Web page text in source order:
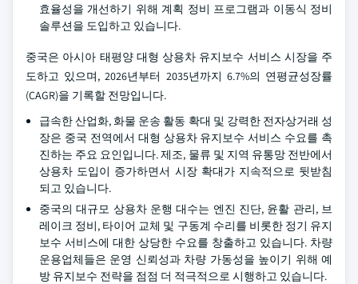
효율성을 개선하기 위해 계획 정비 프로그램과 이동식 정비
솔루션을 도입하고 있습니다.
중국은 아시아 태평양 대형 상용차 유지보수 서비스 시장을 주
도하고 있으며, 2026년부터 2035년까지 6.7%의 연평균성장률
(CAGR)을 기록할 전망입니다.
급속한 산업화, 화물 운송 활동 확대 및 강력한 전자상거래 성
장은 중국 전역에서 대형 상용차 유지보수 서비스 수요를 촉
진하는 주요 요인입니다. 제조, 물류 및 지역 유통망 전반에서
상용차 도입이 증가하면서 시장 확대가 지속적으로 뒷받침
되고 있습니다.
중국의 대규모 상용차 운행 대수는 엔진 진단, 윤활 관리, 브
레이크 정비, 타이어 교체 및 구동계 수리를 비롯한 정기 유지
보수 서비스에 대한 상당한 수요를 창출하고 있습니다. 차량
운용업체들은 운영 신뢰성과 차량 가동성을 높이기 위해 예
방 유지보수 전략을 점점 더 적극적으로 시행하고 있습니다.